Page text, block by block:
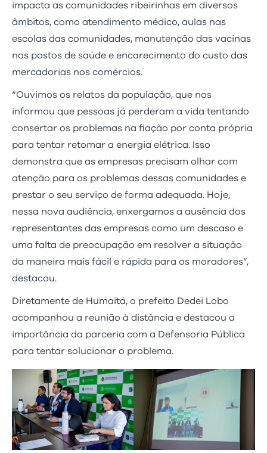
impacta as comunidades ribeirinhas em diversos
âmbitos, como atendimento médico, aulas nas
escolas das comunidades, manutenção das vacinas
nos postos de saúde e encarecimento do custo das
mercadorias nos comércios.
“Ouvimos os relatos da população, que nos
informou que pessoas já perderam a vida tentando
consertar os problemas na fiação por conta própria
para tentar retomar a energia elétrica. Isso
demonstra que as empresas precisam olhar com
atenção para os problemas dessas comunidades e
prestar o seu serviço de forma adequada. Hoje,
nessa nova audiência, enxergamos a ausência dos
representantes das empresas como um descaso e
uma falta de preocupação em resolver a situação
da maneira mais fácil e rápida para os moradores”,
destacou.
Diretamente de Humaitá, o prefeito Dedei Lobo
acompanhou a reunião à distância e destacou a
importância da parceria com a Defensoria Pública
para tentar solucionar o problema.